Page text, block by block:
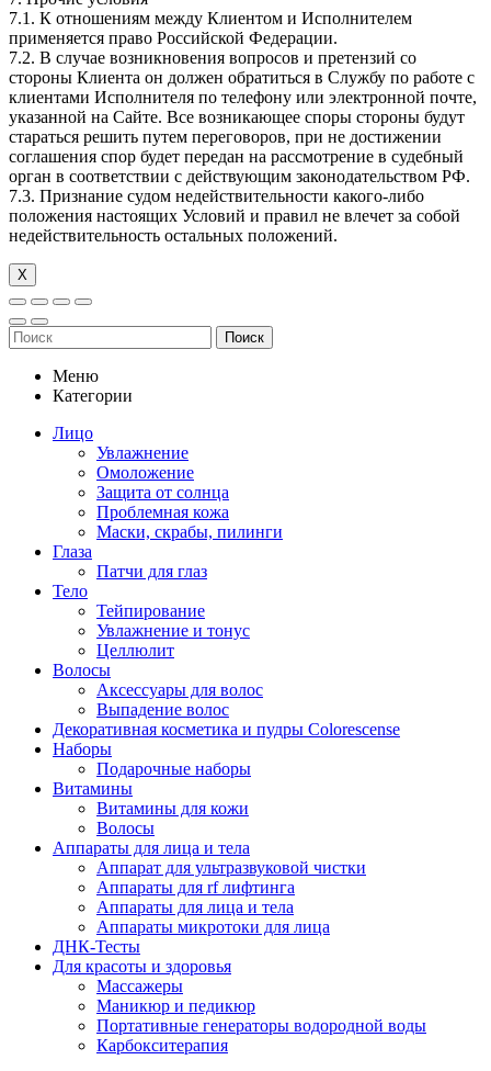
7.1. К отношениям между Клиентом и Исполнителем
применяется право Российской Федерации.
7.2. В случае возникновения вопросов и претензий со
стороны Клиента он должен обратиться в Службу по работе с
клиентами Исполнителя по телефону или электронной почте,
указанной на Сайте. Все возникающее споры стороны будут
стараться решить путем переговоров, при не достижении
соглашения спор будет передан на рассмотрение в судебный
орган в соответствии с действующим законодательством РФ.
7.3. Признание судом недействительности какого-либо
положения настоящих Условий и правил не влечет за собой
недействительность остальных положений.
Х
Поиск
Меню
Категории
Лицо
Увлажнение
Омоложение
Защита от солнца
Проблемная кожа
Маски, скрабы, пилинги
Глаза
Патчи для глаз
Тело
Тейпирование
Увлажнение и тонус
Целлюлит
Волосы
Аксессуары для волос
Выпадение волос
Декоративная косметика и пудры Colorescense
Наборы
Подарочные наборы
Витамины
Витамины для кожи
Волосы
Аппараты для лица и тела
Аппарат для ультразвуковой чистки
Аппараты для rf лифтинга
Аппараты для лица и тела
Аппараты микротоки для лица
ДНК-Тесты
Для красоты и здоровья
Массажеры
Маникюр и педикюр
Портативные генераторы водородной воды
Карбокситерапия